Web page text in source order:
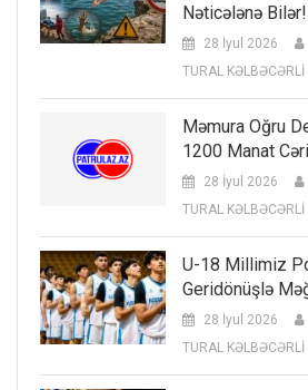
Nəticələnə Bilər!
28 İyul 2026
TURAL KƏLBƏCƏRLİ
Məmura Oğru
1200 Manat
28 İyul 2026
TURAL KƏLBƏCƏRLİ
U-18 Millimiz
Geridönüşlə
28 İyul 2026
TURAL KƏLBƏCƏRLİ